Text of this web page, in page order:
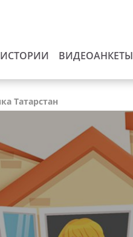
ИСТОРИИ ВИДЕОАНКЕТЫ
Татарстан